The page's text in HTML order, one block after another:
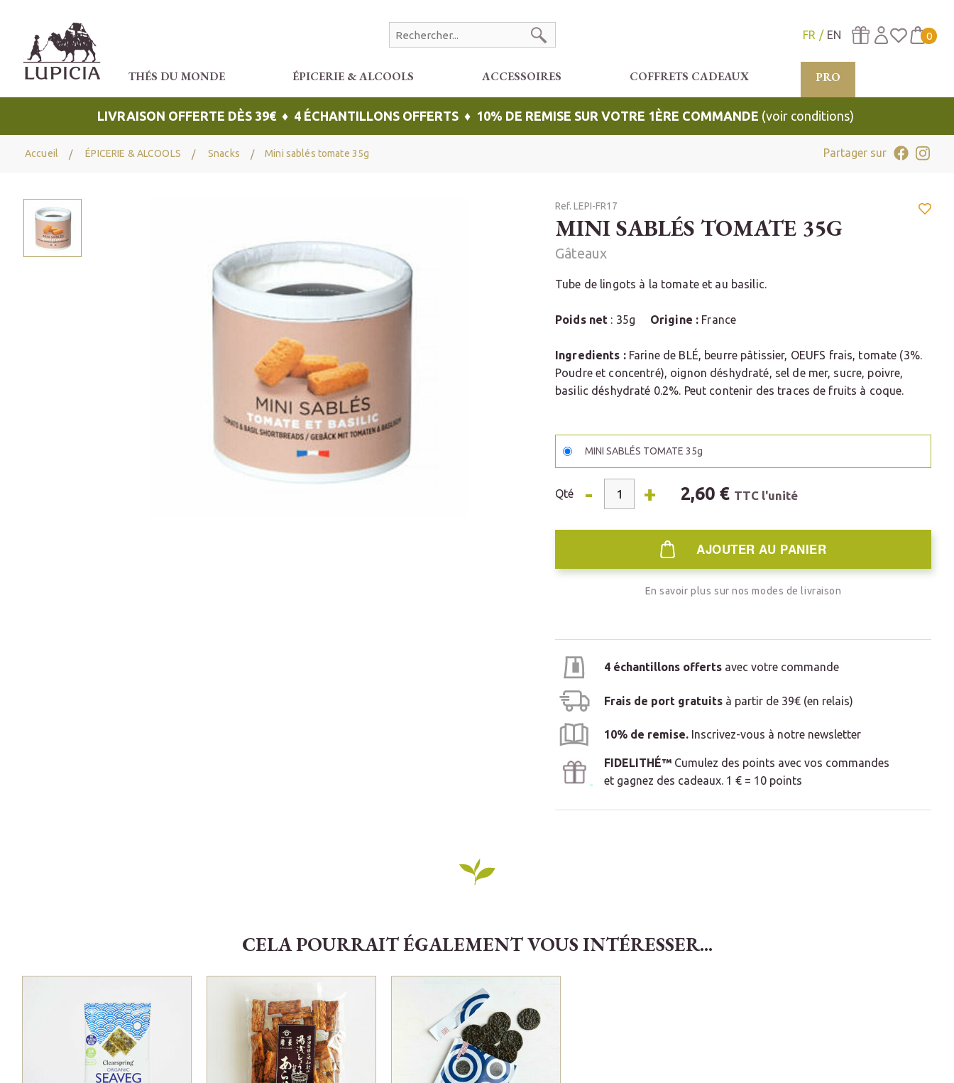
FR EN 0
THÉS DU MONDE ÉPICERIE & ALCOOLS ACCESSOIRES COFFRETS CADEAUX PRO
LIVRAISON OFFERTE DÈS 39€ ♦ 4 ÉCHANTILLONS OFFERTS ♦ 10% DE REMISE SUR VOTRE 1ÈRE COMMANDE (voir conditions)
Accueil ÉPICERIE & ALCOOLS Snacks Mini sablés tomate 35g Partager sur
Ref. LEPI-FR17
MINI SABLÉS TOMATE 35G
Gâteaux
Tube de lingots à la tomate et au basilic.
Poids net : 35g Origine : France
Ingredients : Farine de BLÉ, beurre pâtissier, OEUFS frais, tomate (3%.
Poudre et concentré), oignon déshydraté, sel de mer, sucre, poivre,
basilic déshydraté 0.2%. Peut contenir des traces de fruits à coque.
MINI SABLÉS TOMATE 35g
Qté - + 2,60 € TTC l'unité
AJOUTER AU PANIER
En savoir plus sur nos modes de livraison
4 échantillons offerts avec votre commande
Frais de port gratuits à partir de 39€ (en relais)
10% de remise. Inscrivez-vous à notre newsletter
FIDELITHÉ™ Cumulez des points avec vos commandes
et gagnez des cadeaux. 1 € = 10 points
CELA POURRAIT ÉGALEMENT VOUS INTÉRESSER...